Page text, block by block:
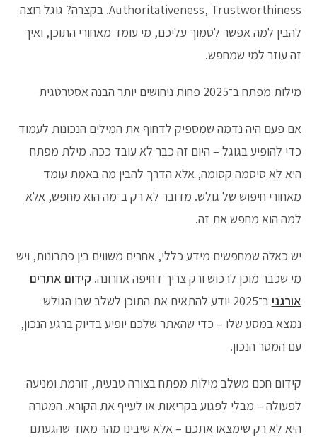
Authoritativeness, Trustworthiness. בקצרה? גוגל רוצה
להבין למה אפשר לסמוך עליכם, מי עומד מאחורי התוכן, ואיך
זה עוזר למי שמחפש.
מילות מפתח ב־2025 פחות ניחושים יותר הבנה אסטרטגית
אם פעם היה נדמה שמספיק לדחוף את המילים הנכונות לעמוד
כדי להופיע בגוגל – היום זה כבר לא עובד ככה. מילת מפתח
היא לא סיסמה קסומה, אלא הדרך להבין מה באמת עומד
מאחורי חיפוש של גולש. מדובר לא רק ב־מה הוא מחפש, אלא
למה הוא מחפש את זה.
יש כאלה שמחפשים מידע כללי, אחרים משווים בין פתרונות, ויש
מי שכבר מוכן לרכוש ורק צריך דחיפה אחרונה. קידום אתרים
אורגני
ב־2025 יודע להתאים את התוכן לשלב שבו הגולש
נמצא במסע שלו – כדי שהאתר שלכם יופיע בדיוק ברגע הנכון,
עם המסר הנכון.
קידום חכם משלב מילות מפתח בצורה טבעית, זורמת ומניעה
לפעולה – מבלי לפגוע בקריאות או לעייף את הקורא. המטרה
היא לא רק שימצאו אתכם – אלא שיבינו מהר מאוד שהגעתם